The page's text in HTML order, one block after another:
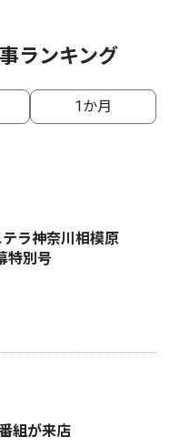
ランキング
1か月
ラ神奈川相模原
特別号
組が来店